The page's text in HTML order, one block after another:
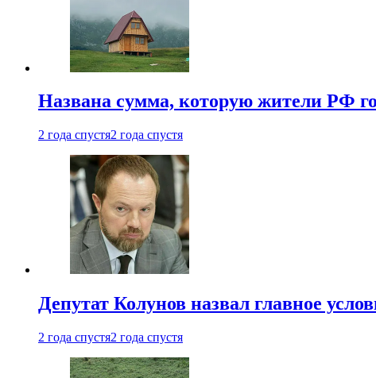
Названа сумма, которую жители РФ
2 года спустя2 года спустя
Депутат Колунов назвал главное
2 года спустя2 года спустя